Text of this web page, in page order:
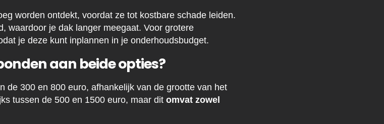
worden ontdekt, voordat ze tot kostbare schade leiden.
waardoor je dak langer meegaat. Voor grotere
je deze kunt inplannen in je onderhoudsbudget.
aan beide opties?
de 300 en 800 euro, afhankelijk van de grootte van het
tussen de 500 en 1500 euro, maar dit omvat zowel